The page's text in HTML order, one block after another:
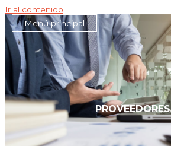
Ir al contenido
Menú principal
PROVEEDORES